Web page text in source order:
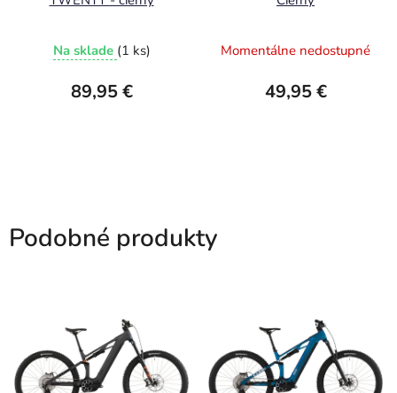
Na sklade (1 ks)
89,95 €
Momentálne nedostupné
49,95 €
Podobné produkty